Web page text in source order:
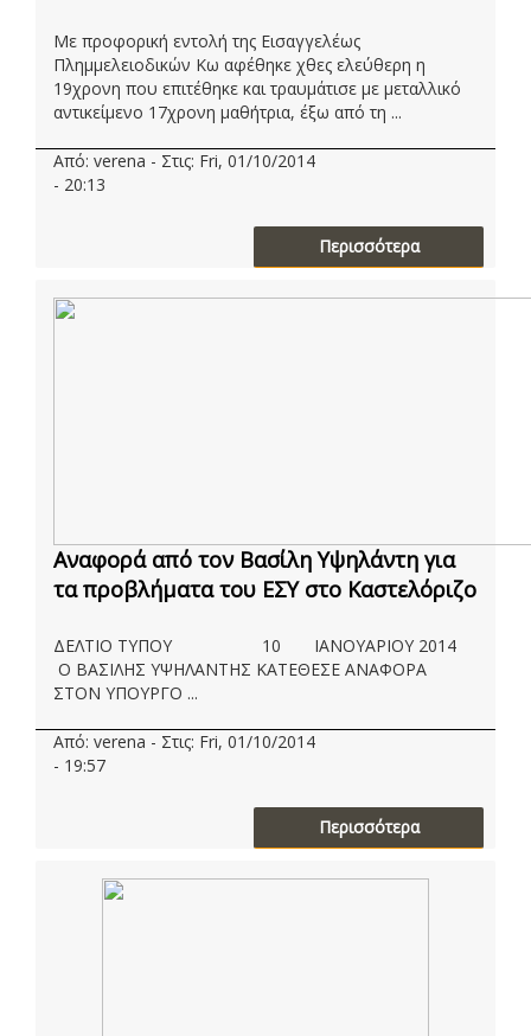
Με προφορική εντολή της Εισαγγελέως
Πλημμελειοδικών Κω αφέθηκε χθες ελεύθερη η
19χρονη που επιτέθηκε και τραυμάτισε με μεταλλικό
αντικείμενο 17χρονη μαθήτρια, έξω από τη ...
Από: verena - Στις: Fri, 01/10/2014
- 20:13
Περισσότερα
Αναφορά από τον Βασίλη Υψηλάντη για
τα προβλήματα του ΕΣΥ στο Καστελόριζο
ΔΕΛΤΙΟ ΤΥΠΟΥ 10 ΙΑΝΟΥΑΡΙΟΥ 2014
Ο ΒΑΣΙΛΗΣ ΥΨΗΛΑΝΤΗΣ ΚΑΤΕΘΕΣΕ ΑΝΑΦΟΡΑ
ΣΤΟΝ ΥΠΟΥΡΓΟ ...
Από: verena - Στις: Fri, 01/10/2014
- 19:57
Περισσότερα